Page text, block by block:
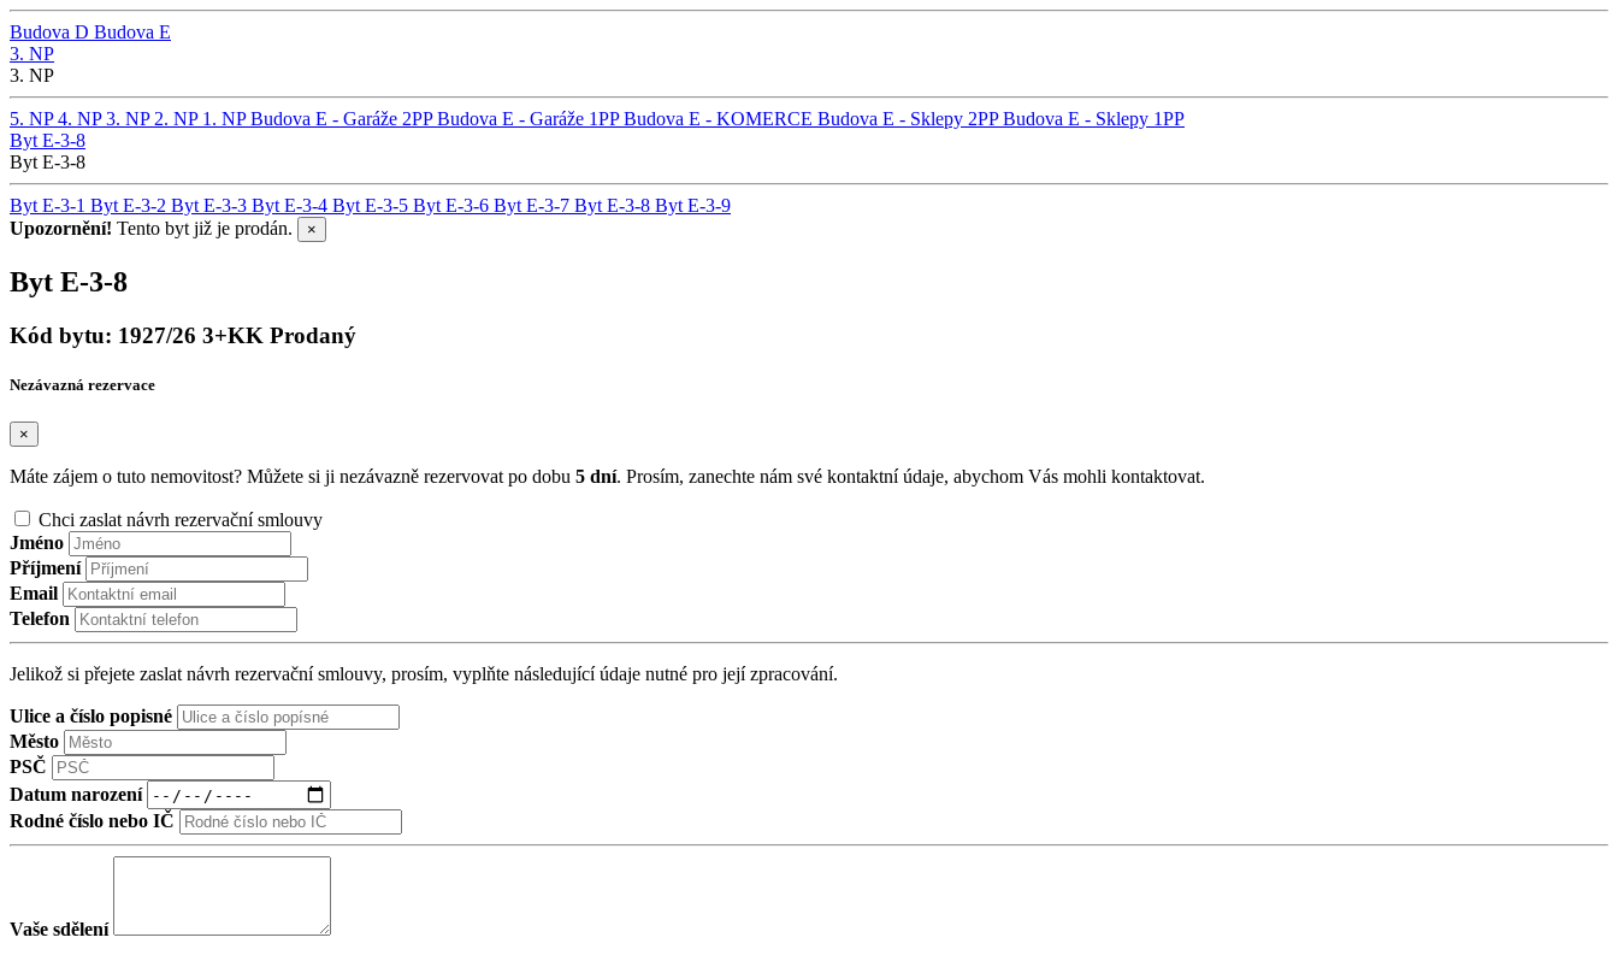
Budova D Budova E
3. NP
3. NP
5. NP4. NP3. NP 2. NP 1. NPBudova E - Garáže 2PPBudova E - Garáže 1PPBudova E - KOMERCE Budova E - Sklepy 2PPBudova E - Sklepy 1PP
Byt E-3-8
Byt E-3-8
Byt E-3-1 Byt E-3-2 Byt E-3-3 Byt E-3-4 Byt E-3-5 Byt E-3-6 Byt E-3-7 Byt E-3-8 Byt E-3-9
Upozornění! Tento byt již je prodán. ×
Byt E-3-8
Kód bytu: 1927/26 3+KK Prodaný
Nezávazná rezervace
×
Máte zájem o tuto nemovitost? Můžete si ji nezávazně rezervovat po dobu 5 dní. Prosím, zanechte nám své kontaktní údaje, abychom Vás mohli kontaktovat.
Chci zaslat návrh rezervační smlouvy
Jméno
Příjmení
Email
Telefon
Jelikož si přejete zaslat návrh rezervační smlouvy, prosím, vyplňte následující údaje nutné pro její zpracování.
Ulice a číslo popisné
Město
PSČ
Datum narození
Rodné číslo nebo IČ
Vaše sdělení